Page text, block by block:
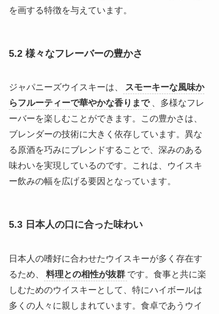
を画する特徴を与えています。
5.2 様々なフレーバーの豊かさ
ジャパニーズウイスキーは、
スモーキーな風味か
らフルーティーで華やかな香りまで 、多様なフレ
ーバーを楽しむことができます。この豊かさは、
ブレンダーの技術に大きく依存しています。異な
る原酒を巧みにブレンドすることで、深みのある
味わいを実現しているのです。これは、ウイスキ
ー飲みの幅を広げる要因となっています。
5.3 日本人の口に合った味わい
日本人の嗜好に合わせたウイスキーが多く存在す
るため、
料理との相性が抜群 です。食事と共に楽
しむためのウイスキーとして、特にハイボールは
多くの人々に親しまれています。食卓であうウイ